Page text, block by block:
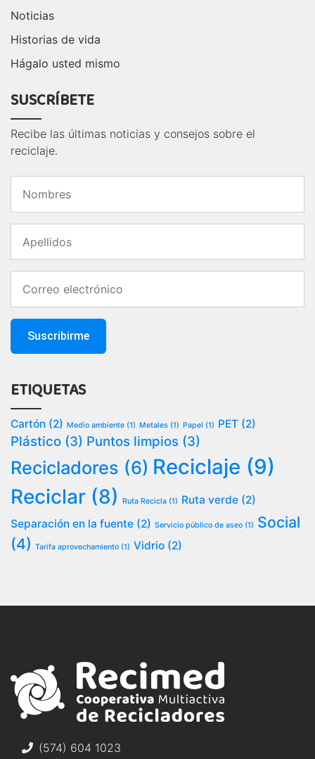
Noticias
Historias de vida
Hágalo usted mismo
SUSCRÍBETE
Recibe las últimas noticias y consejos sobre el
reciclaje.
ETIQUETAS
Cartón (2) Medio ambiente (1) Metales (1) Papel (1) PET (2)
Plástico (3) Puntos limpios (3)
Recicladores (6) Reciclaje (9)
Reciclar (8) Ruta Recicla (1) Ruta verde (2)
Separación en la fuente (2) Servicio público de aseo (1) Social
(4) Tarifa aprovechamiento (1) Vidrio (2)
(574) 604 1023